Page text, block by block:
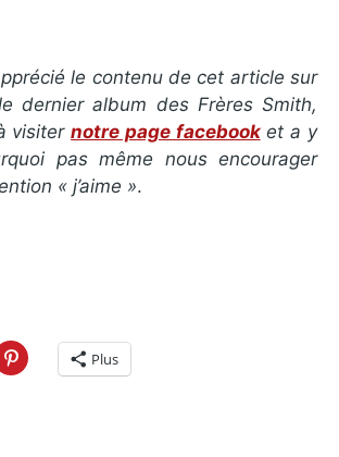
le contenu de cet article sur
dernier album des Frères Smith,
visiternotre page facebooket a y
pas même nous encourager
« j’aime ».
Plus